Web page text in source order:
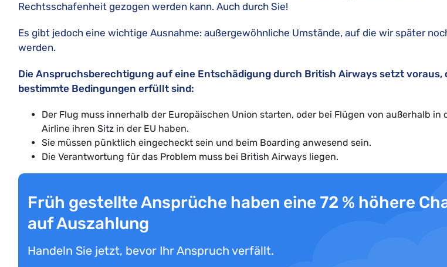
Rechtsschafenheit gezogen werden kann. Auch durch Sie!
Es gibt jedoch eine wichtige Ausnahme: außergewöhnliche Umstände, auf die wir später
werden.
Die Anspruchsberechtigung auf eine Entschädigung durch British Airways setzt voraus,
bestimmte Bedingungen erfüllt sind:
Der Flug muss innerhalb der Europäischen Union starten, oder bei Flügen von außerhalb in
Airline ihren Sitz in der EU haben.
Sie müssen pünktlich eingecheckt sein und beim Boarding anwesend sein.
Die Verantwortung für das Problem muss bei British Airways liegen.
Früh gestellte Ansprüche haben eine 72 % höhere
auf Auszahlung
Handeln Sie jetzt, bevor Ihr Anspruch verfällt.